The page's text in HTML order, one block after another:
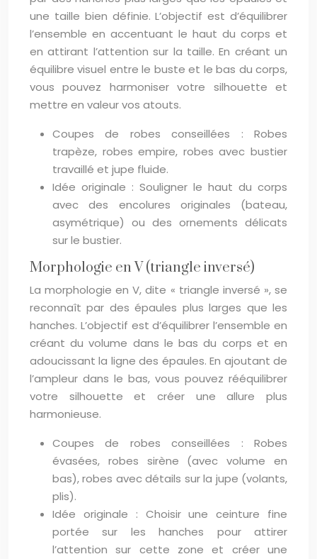
une taille bien définie. L’objectif est d’équilibrer
l’ensemble en accentuant le haut du corps et
en attirant l’attention sur la taille. En créant un
équilibre visuel entre le buste et le bas du corps,
vous pouvez harmoniser votre silhouette et
mettre en valeur vos atouts.
Coupes de robes conseillées : Robes
trapèze, robes empire, robes avec bustier
travaillé et jupe fluide.
Idée originale : Souligner le haut du corps
avec des encolures originales (bateau,
asymétrique) ou des ornements délicats
sur le bustier.
Morphologie en V (triangle inversé)
La morphologie en V, dite « triangle inversé », se
reconnaît par des épaules plus larges que les
hanches. L’objectif est d’équilibrer l’ensemble en
créant du volume dans le bas du corps et en
adoucissant la ligne des épaules. En ajoutant de
l’ampleur dans le bas, vous pouvez rééquilibrer
votre silhouette et créer une allure plus
harmonieuse.
Coupes de robes conseillées : Robes
évasées, robes sirène (avec volume en
bas), robes avec détails sur la jupe (volants,
plis).
Idée originale : Choisir une ceinture fine
portée sur les hanches pour attirer
l’attention sur cette zone et créer une